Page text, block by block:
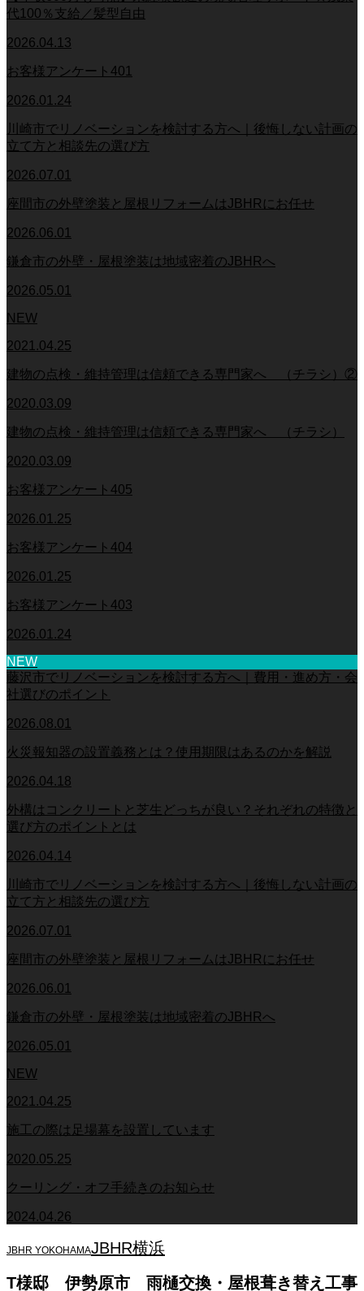
代100％支給／髪型自由
2026.04.13
お客様アンケート401
2026.01.24
川崎市でリノベーションを検討する方へ｜後悔しない計画の
立て方と相談先の選び方
2026.07.01
座間市の外壁塗装と屋根リフォームはJBHRにお任せ
2026.06.01
鎌倉市の外壁・屋根塗装は地域密着のJBHRへ
2026.05.01
NEW
2021.04.25
建物の点検・維持管理は信頼できる専門家へ （チラシ）②
2020.03.09
建物の点検・維持管理は信頼できる専門家へ （チラシ）
2020.03.09
お客様アンケート405
2026.01.25
お客様アンケート404
2026.01.25
お客様アンケート403
2026.01.24
NEW
藤沢市でリノベーションを検討する方へ｜費用・進め方・会
社選びのポイント
2026.08.01
火災報知器の設置義務とは？使用期限はあるのかを解説
2026.04.18
外構はコンクリートと芝生どっちが良い？それぞれの特徴と
選び方のポイントとは
2026.04.14
川崎市でリノベーションを検討する方へ｜後悔しない計画の
立て方と相談先の選び方
2026.07.01
座間市の外壁塗装と屋根リフォームはJBHRにお任せ
2026.06.01
鎌倉市の外壁・屋根塗装は地域密着のJBHRへ
2026.05.01
NEW
2021.04.25
施工の際は足場幕を設置しています
2020.05.25
クーリング・オフ手続きのお知らせ
2024.04.26
JBHR YOKOHAMAJBHR横浜
T様邸 伊勢原市 雨樋交換・屋根葺き替え工事